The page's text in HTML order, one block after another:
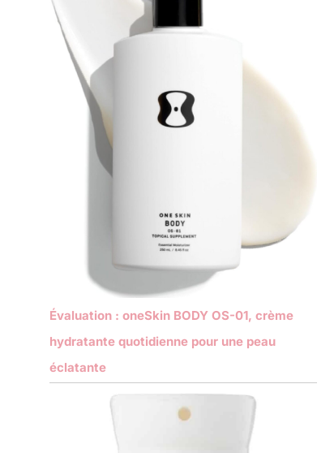
Évaluation : oneSkin BODY OS-01, crème
hydratante quotidienne pour une peau
éclatante